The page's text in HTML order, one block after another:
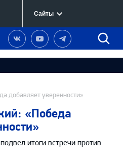
Сайты
Наша
группа
Вконтакте
Наш
канал
YouTube
Наш
канал
Telegram
добавляет уверенности»
«Победа
итоги встречи против